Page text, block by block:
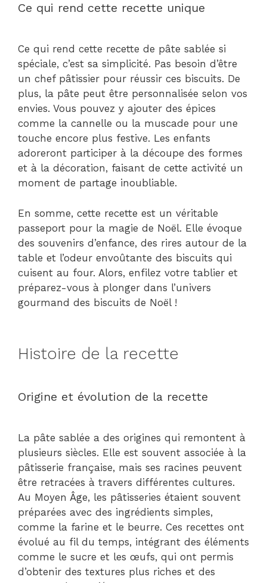
Ce qui rend cette recette unique
Ce qui rend cette recette de pâte sablée si
spéciale, c’est sa simplicité. Pas besoin d’être
un chef pâtissier pour réussir ces biscuits. De
plus, la pâte peut être personnalisée selon vos
envies. Vous pouvez y ajouter des épices
comme la cannelle ou la muscade pour une
touche encore plus festive. Les enfants
adoreront participer à la découpe des formes
et à la décoration, faisant de cette activité un
moment de partage inoubliable.
En somme, cette recette est un véritable
passeport pour la magie de Noël. Elle évoque
des souvenirs d’enfance, des rires autour de la
table et l’odeur envoûtante des biscuits qui
cuisent au four. Alors, enfilez votre tablier et
préparez-vous à plonger dans l’univers
gourmand des biscuits de Noël !
Histoire de la recette
Origine et évolution de la recette
La pâte sablée a des origines qui remontent à
plusieurs siècles. Elle est souvent associée à la
pâtisserie française, mais ses racines peuvent
être retracées à travers différentes cultures.
Au Moyen Âge, les pâtisseries étaient souvent
préparées avec des ingrédients simples,
comme la farine et le beurre. Ces recettes ont
évolué au fil du temps, intégrant des éléments
comme le sucre et les œufs, qui ont permis
d’obtenir des textures plus riches et des